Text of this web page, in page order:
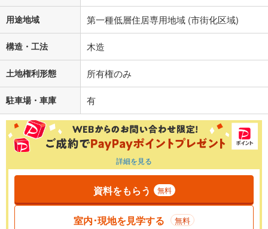
用途地域 第一種低層住居専用地域 (市街化区域)
構造・工法 木造
土地権利形態 所有権のみ
駐車場・車庫 有
詳細を見る
資料をもらう 無料
室内･現地を見学する 無料